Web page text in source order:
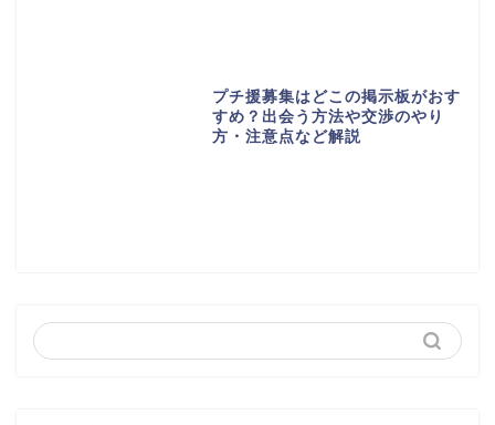
プチ援募集はどこの掲示板がおす
すめ？出会う方法や交渉のやり
方・注意点など解説